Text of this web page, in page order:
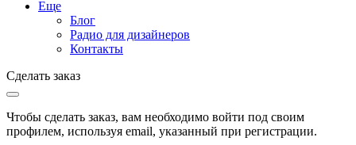
Еще
Блог
Радио для дизайнеров
Контакты
Сделать заказ
Чтобы сделать заказ, вам необходимо войти под своим
профилем, используя email, указанный при регистрации.